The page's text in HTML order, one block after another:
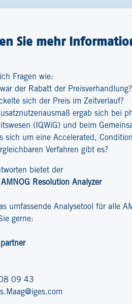
Sie mehr
Fragen wie:
der Rabatt der Preisverhandlung?
sich der Preis im Zeitverlauf?
ergab sich bei
(IQWiG) und beim
sich um eine Accelerated,
Verfahren gibt es?
bietet der
AMNOG Resolution Analyzer
umfassende Analysetool für alle
gerne:
09 43